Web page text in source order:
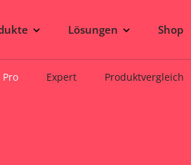
Lösungen Shop
Pro Expert Produktvergleich